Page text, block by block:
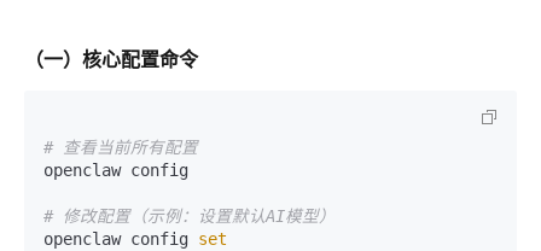
（一）核心配置命令
# 查看当前所有配置
openclaw config
# 修改配置（示例：设置默认AI模型）
openclaw config set